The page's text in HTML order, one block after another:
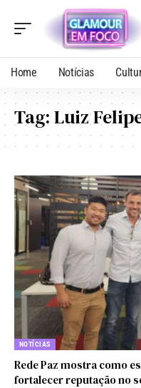
Home Notícias
Tag:Luiz
NOTÍCIAS
Rede Paz mostra como
fortalecer reputação no